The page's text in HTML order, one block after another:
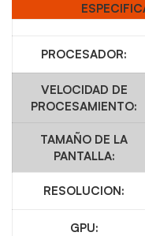
PROCESADOR:
VELOCIDAD DE
PROCESAMIENTO:
TAMAÑO DE LA
PANTALLA:
RESOLUCION:
GPU: